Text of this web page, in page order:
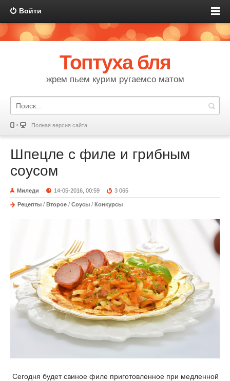
Войти
Топтуха бля
жрем пьем курим ругаемсо матом
Полная версия сайта
Шпецле с филе и грибным
соусом
Миледи 14-05-2016, 00:59 3 065
Рецепты / Второе / Соусы / Конкурсы
Сегодня будет свиное филе приготовленное при медленной